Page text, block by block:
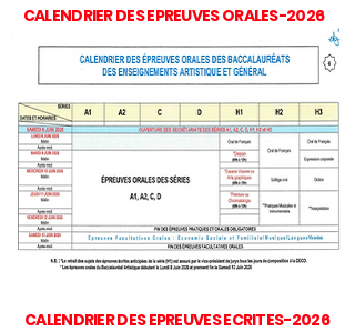
CALENDRIER DES EPREUVES ORALES-2026
CALENDRIER DES EPREUVES ECRITES-2026